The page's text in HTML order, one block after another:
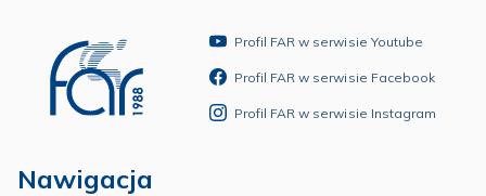
Profil FAR w serwisie Youtube
Profil FAR w serwisie Facebook
Profil FAR w serwisie Instagram
Nawigacja